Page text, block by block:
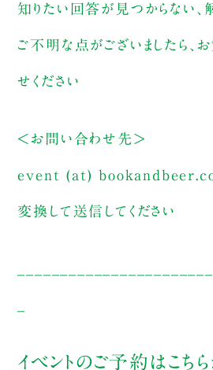
知りたい回答が見つからない、
ご不明な点がございましたら、
せください
＜お問い合わせ先＞
event (at)
変換して送信してください
イベントのご予約は こちら